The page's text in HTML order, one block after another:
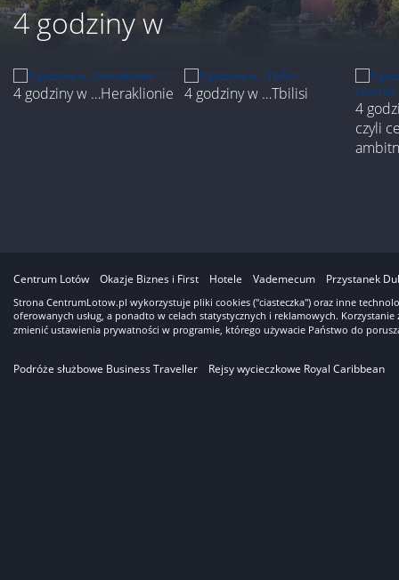
4 godziny w
4 godziny w …Heraklionie 4 godziny w …Tbilisi
4
czyli
Centrum Lotów Okazje Biznes i First Hotele Vademecum Przystanek
Strona CentrumLotow.pl wykorzystuje pliki cookies ("ciasteczka") oraz inne
oferowanych usług, a ponadto w celach statystycznych i reklamowych.
zmienić ustawienia prywatności w programie, którego używacie Państwo do
Podróże służbowe Business Traveller Rejsy wycieczkowe Royal Caribbean